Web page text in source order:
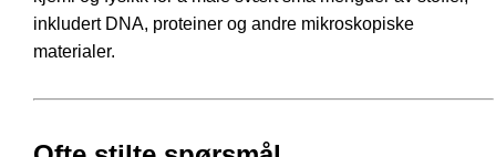
inkludert DNA, proteiner og andre mikroskopiske
materialer.